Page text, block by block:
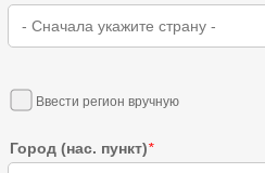
- Сначала укажите страну -
Ввести регион вручную
Город (нас. пункт)*